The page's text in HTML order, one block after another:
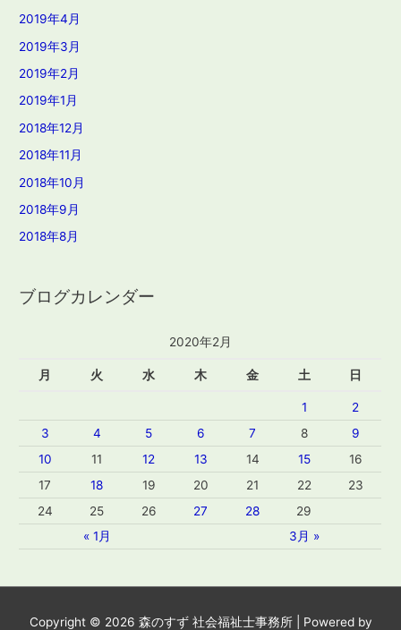
2019年4月
2019年3月
2019年2月
2019年1月
2018年12月
2018年11月
2018年10月
2018年9月
2018年8月
ブログカレンダー
2020年2月
月 火 水 木 金 土 日
« 1月 3月 »
1
2
3
4 5 6 7 8
9
10
11 12 13 14 15
16
17
18 19 20 21 22
23
24
25 26 27 28 29
Copyright © 2026 森のすず 社会福祉士事務所| Powered by